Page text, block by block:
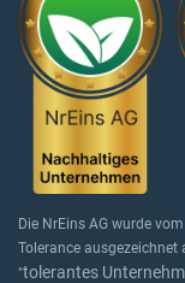
Die NrEins AG wurde
Tolerance ausgezeichnet
"tolerantes